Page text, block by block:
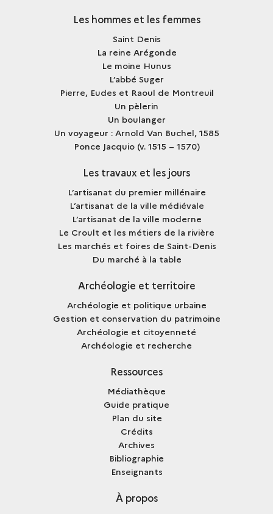
Les hommes et les femmes
Saint Denis
La reine Arégonde
Le moine Hunus
L’abbé Suger
Pierre, Eudes et Raoul de Montreuil
Un pèlerin
Un boulanger
Un voyageur : Arnold Van Buchel, 1585
Ponce Jacquio (v. 1515 – 1570)
Les travaux et les jours
L’artisanat du premier millénaire
L’artisanat de la ville médiévale
L’artisanat de la ville moderne
Le Croult et les métiers de la rivière
Les marchés et foires de Saint-Denis
Du marché à la table
Archéologie et territoire
Archéologie et politique urbaine
Gestion et conservation du patrimoine
Archéologie et citoyenneté
Archéologie et recherche
Ressources
Médiathèque
Guide pratique
Plan du site
Crédits
Archives
Bibliographie
Enseignants
À propos